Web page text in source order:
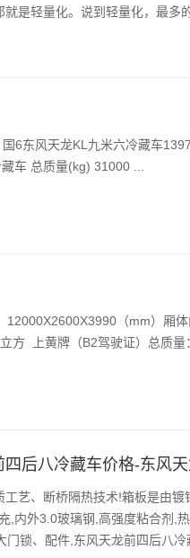
是轻量化。说到轻量化，最多
6东风天龙KL九米六冷藏车
车 总质量(kg) 31000 ...
（mm）厢体
方 上黄牌（B2驾驶证）总质量
后八冷藏车价格-东风
艺、断桥隔热技术!箱板是由
,内外3.0玻璃钢,高强度粘合剂,
锁、配件,东风天龙前四后八冷